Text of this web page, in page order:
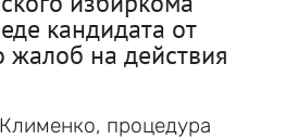
кандидата от
на действия
процедура